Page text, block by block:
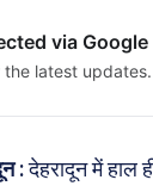
via Google
the latest updates.
:देहरादून में हाल